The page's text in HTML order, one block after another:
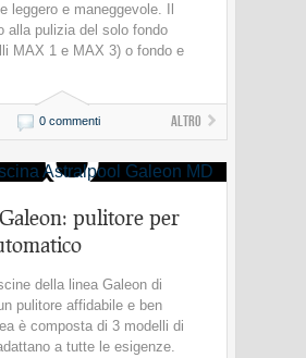
leggero e maneggevole. Il
alla pulizia del solo fondo
MAX 1 e MAX 3) o fondo e
0 commenti Altro
pulitore per
della linea Galeon di
pulitore affidabile e ben
è composta di 3 modelli di
a tutte le esigenze.